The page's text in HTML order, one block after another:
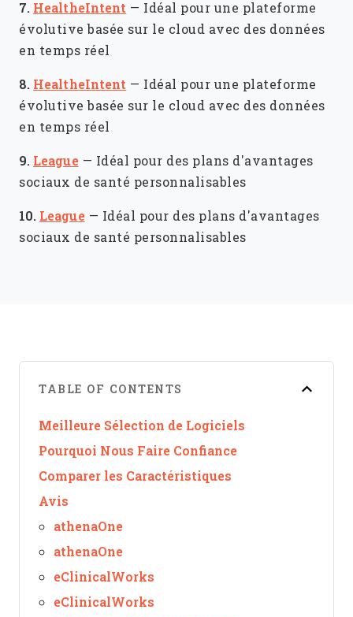
7. HealtheIntent — Idéal pour une plateforme
évolutive basée sur le cloud avec des données
en temps réel
8. HealtheIntent — Idéal pour une plateforme
évolutive basée sur le cloud avec des données
en temps réel
9. League — Idéal pour des plans d'avantages
sociaux de santé personnalisables
10. League — Idéal pour des plans d'avantages
sociaux de santé personnalisables
TABLE OF CONTENTS
Meilleure Sélection de Logiciels
Pourquoi Nous Faire Confiance
Comparer les Caractéristiques
Avis
athenaOne
athenaOne
eClinicalWorks
eClinicalWorks